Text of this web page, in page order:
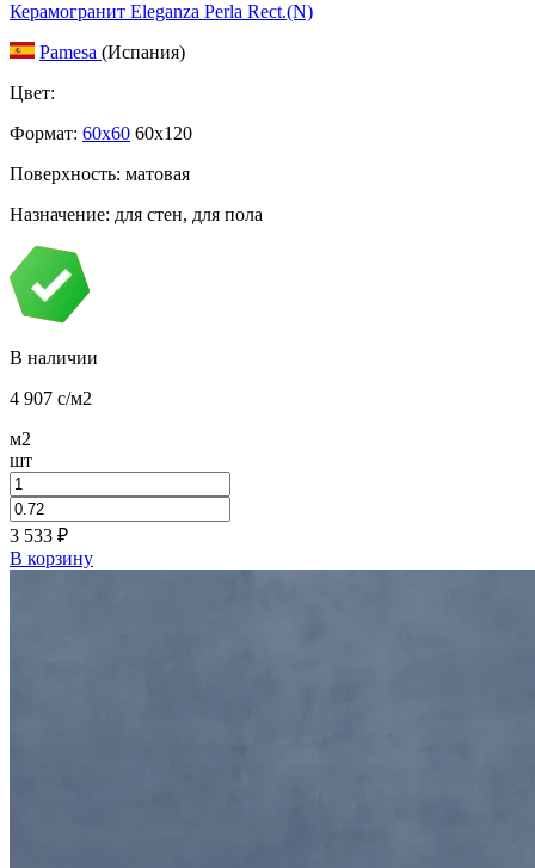
Керамогранит Eleganza Perla Rect.(N)
Pamesa (Испания)
Цвет:
Формат: 60x60 60x120
Поверхность: матовая
Назначение: для стен, для пола
В наличии
4 907 c/м2
м2
шт
3 533 ₽
В корзину